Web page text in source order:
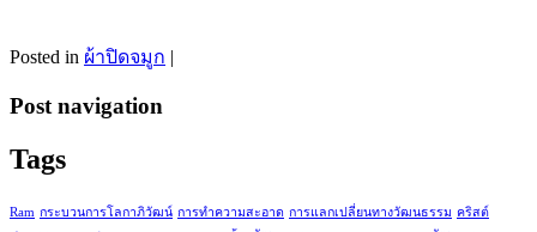
Posted in ผ้าปิดจมูก |
Post navigation
Tags
Ram กระบวนการโลกาภิวัฒน์ การทำความสะอาด การแลกเปลี่ยนทางวัฒนธรรม คริสต์